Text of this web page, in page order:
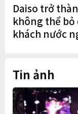
Daiso trở
không thể bỏ
khách nước
Tin ảnh